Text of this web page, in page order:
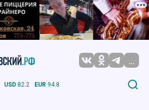
...
USD 82.2 EUR 94.8